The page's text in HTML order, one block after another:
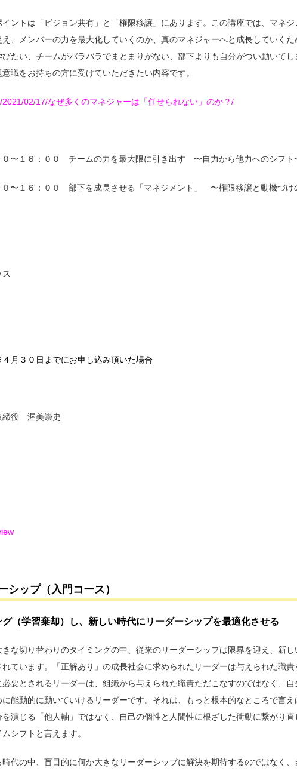
ントは「ビジョン共有」と「権限移譲」にあります。この講座では、マネ
、メンバーの力を最大化していくのか、真のマネジャーへと成長していくた
たい、チームがバラバラでまとまりがない、部下よりも自分がつい動いて
識をお持ちの方に受けていただきたい内容です。
02/17/なぜ多くのマネジャーは「任せられない」のか？/
０〜１６：００ チームの力を最大限に引き出す 〜自力から他力へのシフト
０〜１６：００ 部下を成長させる「マネジメント」 〜権限移譲と動機づけ
月３０日までにお申し込み頂いた場合
締役 渥美崇史
シップ（入門コース）
（学習棄却）し、新しい時代にリーダーシップを最適化させる
な切り替わりのタイミングの中、従来のリーダーシップは限界を迎え、新
ています。「正解あり」の成長社会に求められたリーダーは与えられた職責
要とされるリーダーは、組織から与えられた職責ただこなすのではなく、
能動的に動いていけるリーダーです。それは、もっと根本的なところで言
演じる「他人軸」ではなく、自己の個性と人間性に根ざした衝動に繋がり
シフトと言えます。
代の中、盲目的に何か大きなリーダーシップに解決を期待するのではなく